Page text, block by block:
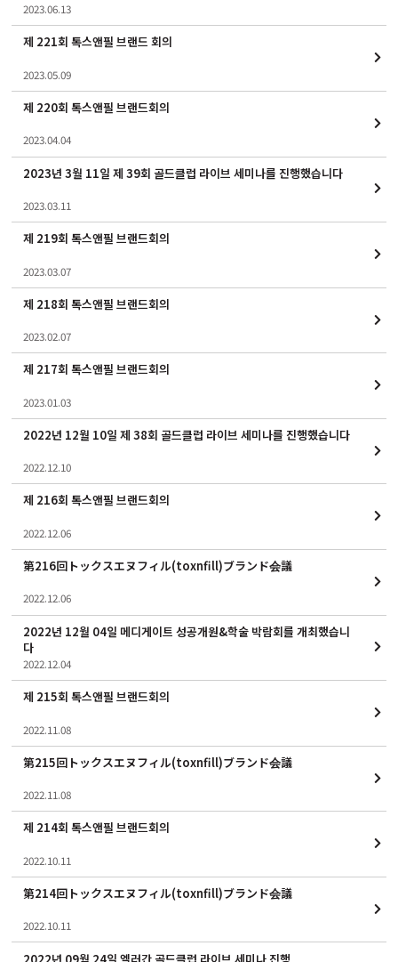
2023.06.13
제 221회 톡스앤필 브랜드 회의
2023.05.09
제 220회 톡스앤필 브랜드회의
2023.04.04
2023년 3월 11일 제 39회 골드클럽 라이브 세미나를 진행했습니다
2023.03.11
제 219회 톡스앤필 브랜드회의
2023.03.07
제 218회 톡스앤필 브랜드회의
2023.02.07
제 217회 톡스앤필 브랜드회의
2023.01.03
2022년 12월 10일 제 38회 골드클럽 라이브 세미나를 진행했습니다
2022.12.10
제 216회 톡스앤필 브랜드회의
2022.12.06
第216回トックスエヌフィル(toxnfill)ブランド会議
2022.12.06
2022년 12월 04일 메디게이트 성공개원&학술 박람회를 개최했습니
다
2022.12.04
제 215회 톡스앤필 브랜드회의
2022.11.08
第215回トックスエヌフィル(toxnfill)ブランド会議
2022.11.08
제 214회 톡스앤필 브랜드회의
2022.10.11
第214回トックスエヌフィル(toxnfill)ブランド会議
2022.10.11
2022년 09월 24일 엘러간 골드클럽 라이브 세미나 진행